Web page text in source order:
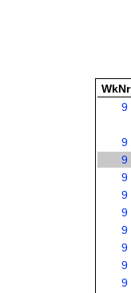
WkNr
9
9
9
9
9
9
9
9
9
9